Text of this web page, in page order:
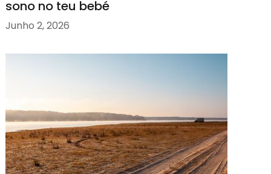
sono no teu bebé
Junho 2, 2026